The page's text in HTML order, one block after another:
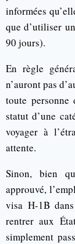
informées
que d’utiliser
90 jours).
En règle
n’auront pas
toute personne
statut d’une
voyager à
attente.
Sinon, bien
approuvé,
visa H-1B
rentrer aux
simplement